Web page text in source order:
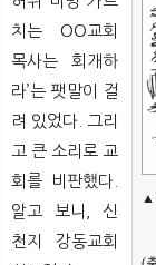
치는 OO교회
목사는 회개하
라’는 팻말이 걸
려 있었다. 그리
고 큰 소리로 교
회를 비판했다.
알고 보니, 신
천지 강동교회